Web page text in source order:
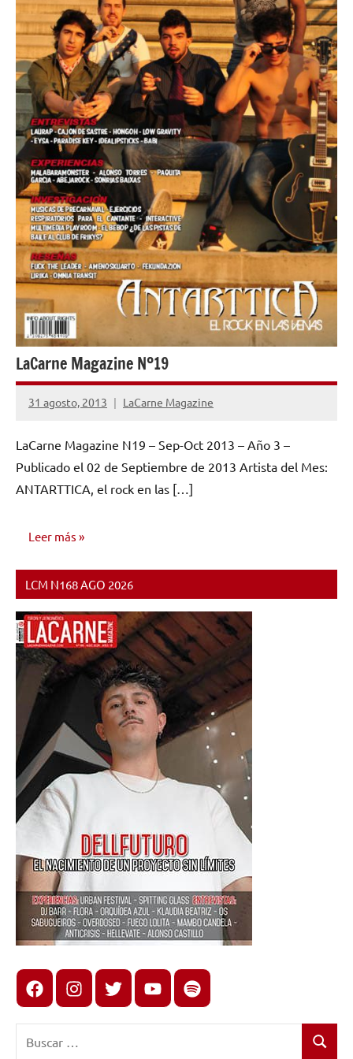
LaCarne Magazine Nº19
31 agosto, 2013 LaCarne Magazine
No
comentarios
LaCarne Magazine N19 – Sep-Oct 2013 – Año 3 –
Publicado el 02 de Septiembre de 2013 Artista del Mes:
ANTARTTICA, el rock en las […]
Leer más
NÚMEROS
PUBLICADOS
LCM N168 AGO 2026
FacebookInstagram
X youtubespotify
Buscar